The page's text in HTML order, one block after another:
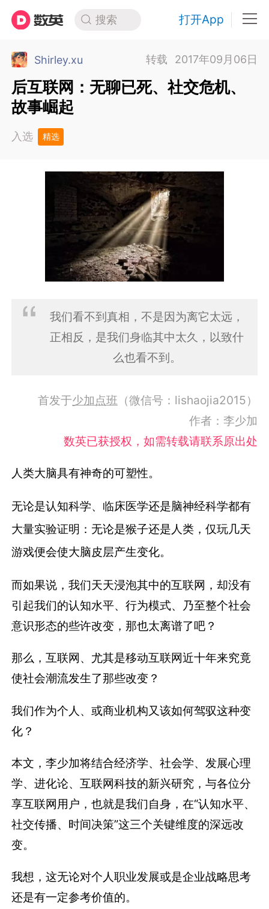
搜索 打开App
Shirley.xu 转载 2017年09月06日
后互联网：无聊已死、社交危机、
故事崛起
入选 精选
我们看不到真相，不是因为离它太远，
正相反，是我们身临其中太久，以致什
么也看不到。
首发于少加点班（微信号：lishaojia2015）
作者：李少加
数英已获授权，如需转载请联系原出处
人类大脑具有神奇的可塑性。
无论是认知科学、临床医学还是脑神经科学都有
大量实验证明：无论是猴子还是人类，仅玩几天
游戏便会使大脑皮层产生变化。
而如果说，我们天天浸泡其中的互联网，却没有
引起我们的认知水平、行为模式、乃至整个社会
意识形态的些许改变，那也太离谱了吧？
那么，互联网、尤其是移动互联网近十年来究竟
使社会潮流发生了那些改变？
我们作为个人、或商业机构又该如何驾驭这种变
化？
本文，李少加将结合经济学、社会学、发展心理
学、进化论、互联网科技的新兴研究，与各位分
享互联网用户，也就是我们自身，在“认知水平、
社交传播、时间决策”这三个关键维度的深远改
变。
我想，这无论对个人职业发展或是企业战略思考
还是有一定参考价值的。